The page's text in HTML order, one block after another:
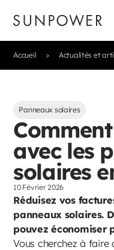
Accueil Actualités et
Panneaux solaires
avec les
solaires
10 Février 2026
Réduisez vos
panneaux solaires.
pouvez économiser
Vous cherchez à faire